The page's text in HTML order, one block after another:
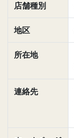
店舗種別
地区
所在地
連絡先